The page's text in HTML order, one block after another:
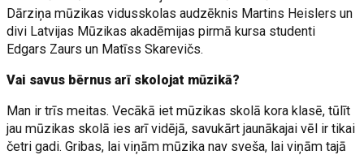
Dārziņa mūzikas vidusskolas audzēknis Martins Heislers un
divi Latvijas Mūzikas akadēmijas pirmā kursa studenti
Edgars Zaurs un Matīss Skarevičs.
Vai savus bērnus arī skolojat mūzikā?
Man ir trīs meitas. Vecākā iet mūzikas skolā kora klasē, tūlīt
jau mūzikas skolā ies arī vidējā, savukārt jaunākajai vēl ir tikai
četri gadi. Gribas, lai viņām mūzika nav sveša, lai viņām tajā